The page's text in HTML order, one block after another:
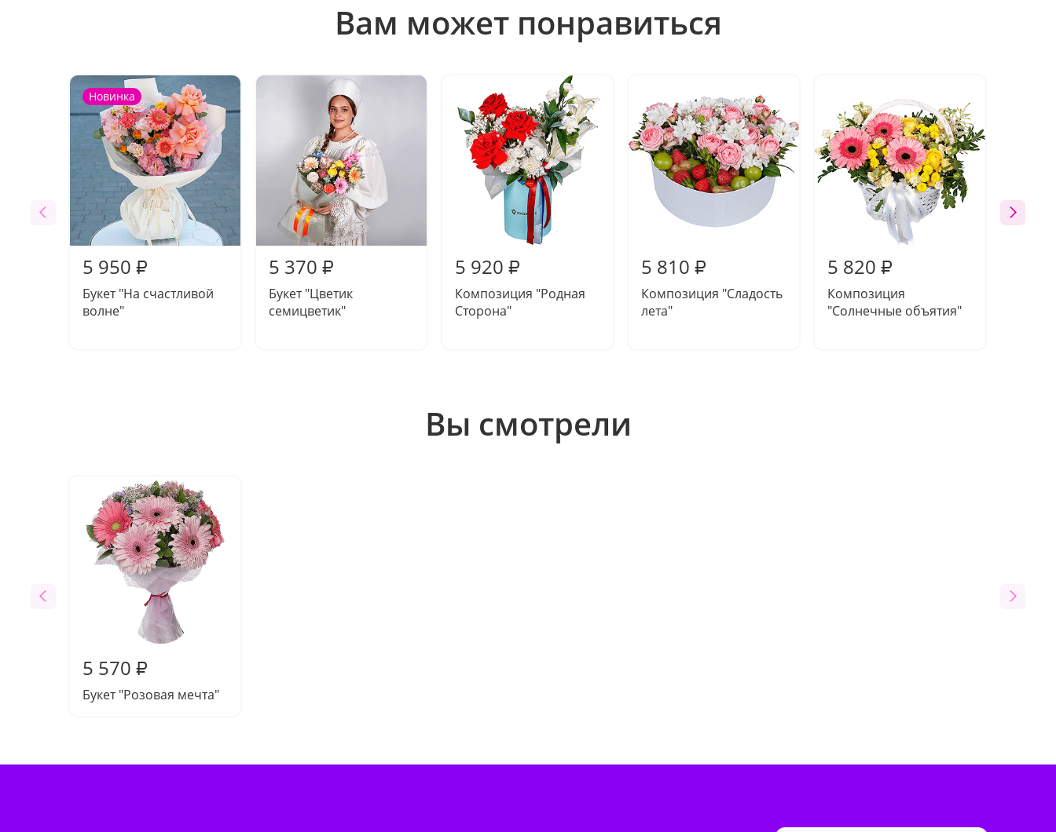
Вам может понравиться
Новинка
5 950 ₽
Букет "На счастливой
волне"
5 370 ₽
Букет "Цветик
семицветик"
5 920 ₽
Композиция "Родная
Сторона"
5 810 ₽
Композиция "Сладость
лета"
5 820 ₽
Композиция
"Солнечные объятия"
Вы смотрели
5 570 ₽
Букет "Розовая мечта"